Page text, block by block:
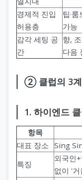
경제적 진입
허용층
팁·
가능
감각 세팅 공
간
향,
다음
② 클럽의 3계
1. 하이엔드
항목
대표 장소 Sing
특징
외국인
없이 '